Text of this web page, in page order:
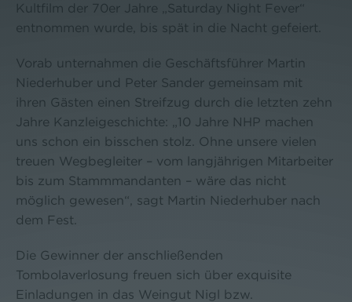
Kultfilm der 70er Jahre „Saturday Night Fever“
entnommen wurde, bis spät in die Nacht gefeiert.
Vorab unternahmen die Geschäftsführer Martin
Niederhuber und Peter Sander gemeinsam mit
ihren Gästen einen Streifzug durch die letzten zehn
Jahre Kanzleigeschichte: „10 Jahre NHP machen
uns schon ein bisschen stolz. Ohne unsere vielen
treuen Wegbegleiter – vom langjährigen Mitarbeiter
bis zum Stammmandanten – wäre das nicht
möglich gewesen“, sagt Martin Niederhuber nach
dem Fest.
Die Gewinner der anschließenden
Tombolaverlosung freuen sich über exquisite
Einladungen in das Weingut Nigl bzw.